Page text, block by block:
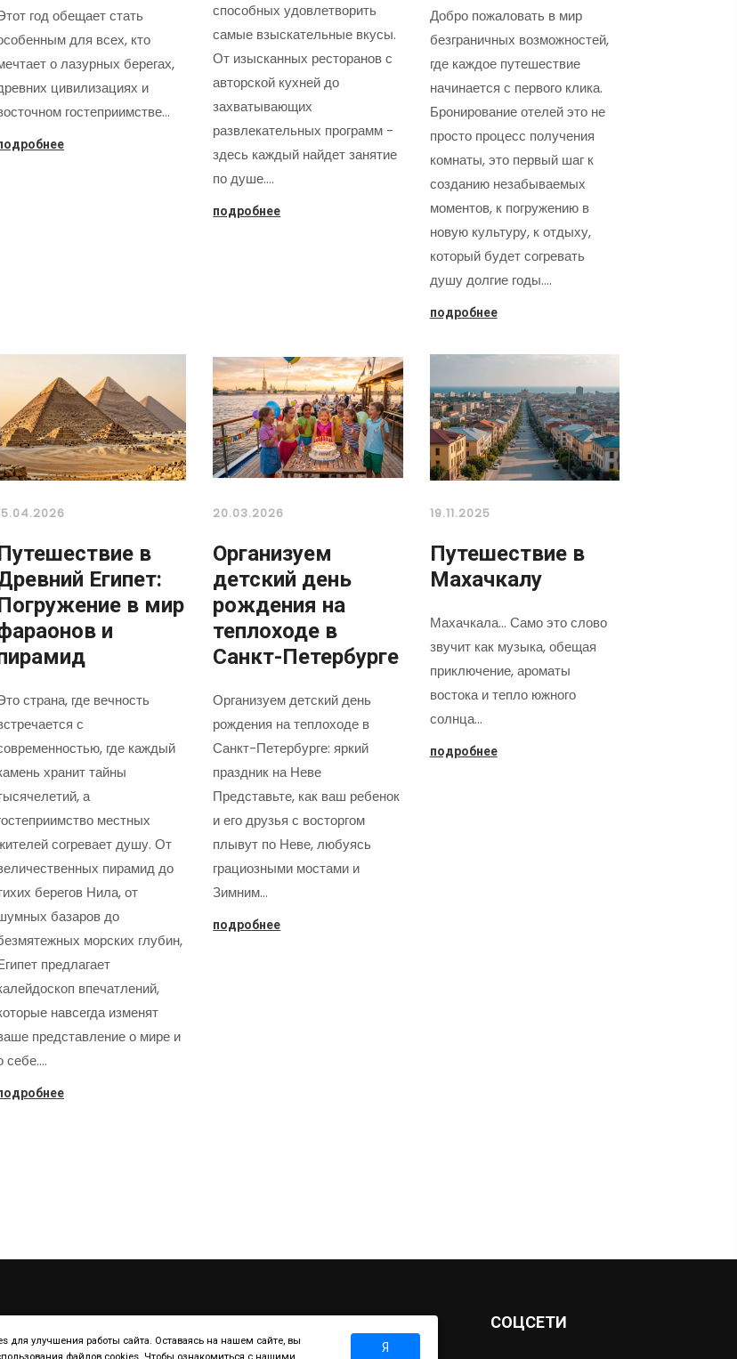
год обещает стать
для всех, кто
о лазурных берегах,
цивилизациях и
гостеприимстве…
способных удовлетворить
самые взыскательные вкусы.
От изысканных ресторанов с
авторской кухней до
захватывающих
развлекательных программ -
здесь каждый найдет занятие
по душе.…
подробнее
Добро пожаловать в мир
безграничных возможностей,
где каждое путешествие
начинается с первого клика.
Бронирование отелей это не
просто процесс получения
комнаты, это первый шаг к
созданию незабываемых
моментов, к погружению в
новую культуру, к отдыху,
который будет согревать
душу долгие годы.…
подробнее
в
Египет:
в мир
и
страна, где вечность
с
где каждый
хранит тайны
а
местных
согревает душу. От
пирамид до
берегов Нила, от
базаров до
морских глубин,
предлагает
впечатлений,
навсегда изменят
представление о мире и
себе.…
20.03.2026
Организуем
детский день
рождения на
теплоходе в
Санкт-Петербурге
Организуем детский день
рождения на теплоходе в
Санкт-Петербурге: яркий
праздник на Неве
Представьте, как ваш ребенок
и его друзья с восторгом
плывут по Неве, любуясь
грациозными мостами и
Зимним…
подробнее
19.11.2025
Путешествие в
Махачкалу
Махачкала... Само это слово
звучит как музыка, обещая
приключение, ароматы
востока и тепло южного
солнца…
подробнее
СОЦСЕТИ
улучшения работы сайта. Оставаясь на нашем сайте, вы
Я